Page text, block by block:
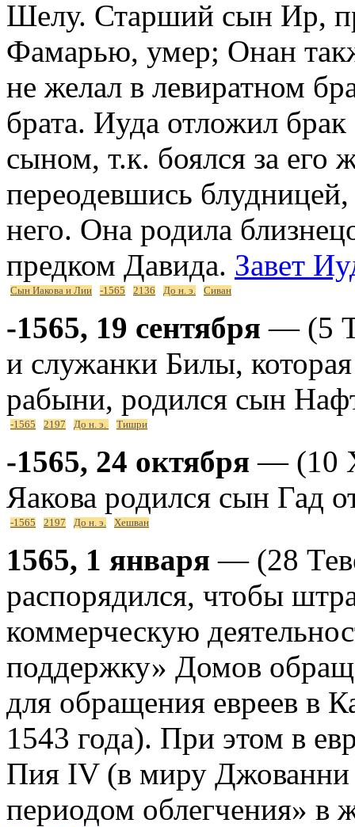
Шелу. Старший сын Ир,
Фамарью, умер; Онан
не желал в левиратном
брата. Иуда отложил
сыном, т.к. боялся за
переодевшись блудницей,
него. Она родила
предком Давида. Завет
Сын Иакова и Лии -1565 2136 До н. э. Сиван
-1565, 19 сентября — (5
и служанки Билы,
рабыни, родился сын
-1565 2197 До н. э. Тишри
-1565, 24 октября — (10
Яакова родился сын Гад
-1565 2197 До н. э. Хешван
1565, 1 января — (28
распорядился, чтобы
коммерческую
поддержку» Домов
для обращения евреев в
1543 года). При этом в
Пия IV (в миру Джованни
периодом облегчения» в